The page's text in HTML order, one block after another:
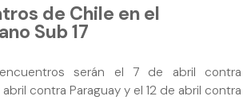
de Chile en el
Sub 17
serán el 7 de abril contra
contra Paraguay y el 12 de abril contra